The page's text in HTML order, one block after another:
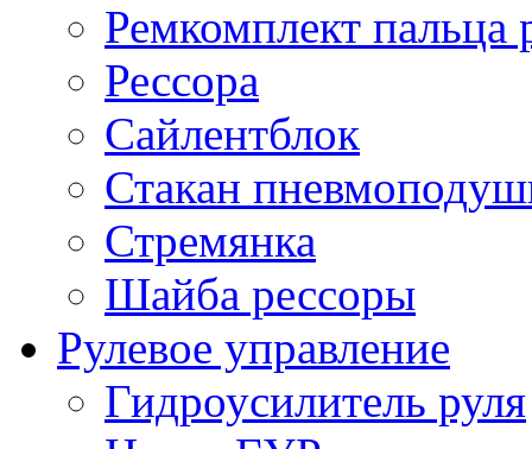
Ремкомплект пальца
Рессора
Сайлентблок
Стакан
Стремянка
Шайба рессоры
Рулевое управление
Гидроусилитель руля